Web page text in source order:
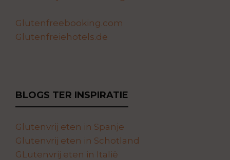
Glutenfreebooking.com
Glutenfreiehotels.de
BLOGS TER INSPIRATIE
Glutenvrij eten in Spanje
Glutenvrij eten in Schotland
GLutenvrij eten in Italië